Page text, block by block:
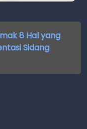
8 Hal yang
Sidang